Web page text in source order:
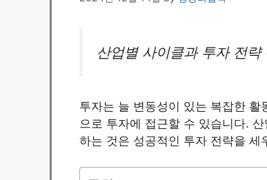
산업별 사이클과 투자 전
투자는 늘 변동성이 있는 복잡한 활
으로 투자에 접근할 수 있습니다.
하는 것은 성공적인 투자 전략을 세